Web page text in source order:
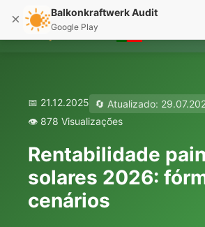
📅 21.12.2025
🔄 Atualizado:
👁️ 878 Visualizações
Rentabilidade
solares 2026:
cenários
× Balkonkraftwerk Audit
Google Play